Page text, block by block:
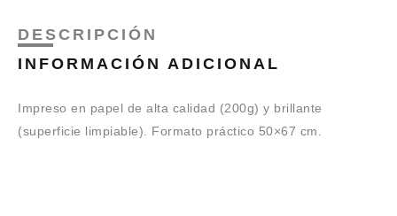
DESCRIPCIÓN
INFORMACIÓN ADICIONAL
Impreso en papel de alta calidad (200g) y brillante
(superficie limpiable). Formato práctico 50×67 cm.